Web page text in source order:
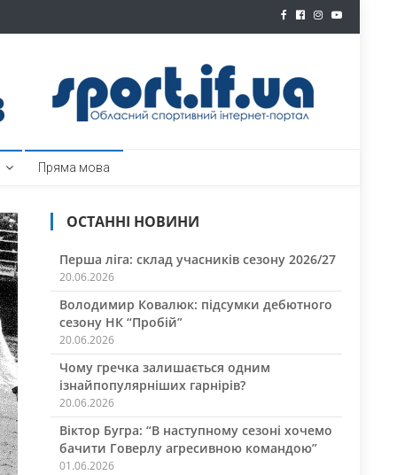
Пряма мова
ОСТАННІ НОВИНИ
Перша ліга: склад учасників сезону 2026/27
20.06.2026
Володимир Ковалюк: підсумки дебютного
сезону НК “Пробій”
20.06.2026
Чому гречка залишається одним
ізнайпопулярніших гарнірів?
20.06.2026
Віктор Бугра: “В наступному сезоні хочемо
бачити Говерлу агресивною командою”
01.06.2026